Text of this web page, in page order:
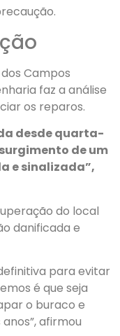
Campos
faz a análise
os reparos.
desde quarta-
de um
e sinalizada”,
do local
danificada e
para evitar
é que seja
o buraco e
afirmou